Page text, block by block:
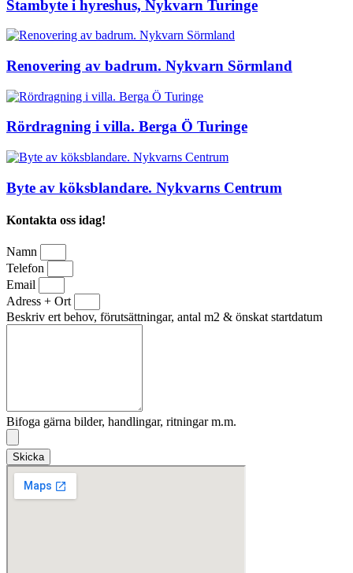
Stambyte i hyreshus, Nykvarn Turinge
Renovering av badrum. Nykvarn Sörmland
Rördragning i villa. Berga Ö Turinge
Byte av köksblandare. Nykvarns Centrum
Kontakta oss idag!
Namn
Telefon
Email
Adress + Ort
Beskriv ert behov, förutsättningar, antal m2 & önskat startdatum
Bifoga gärna bilder, handlingar, ritningar m.m.
Skicka